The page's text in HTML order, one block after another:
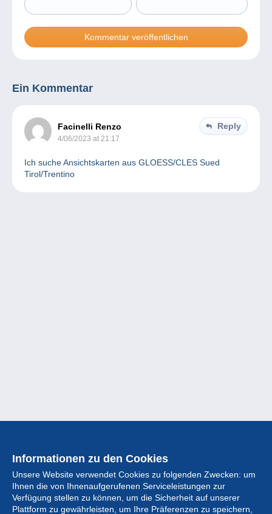
Ein Kommentar
Facinelli Renzo
4/06/2023 at 21:17
Reply
Ich suche Ansichtskarten aus GLOESS/CLES Sued
Tirol/Trentino
Informationen zu den Cookies
Unsere Website verwendet Cookies zu folgenden Zwecken: um
Ihnen die von Ihnenaufgerufenen Serviceleistungen zur
Verfügung stellen zu können, um die Sicherheit auf unserer
Plattform zu gewährleisten, um Ihre Präferenzen zu speichern,